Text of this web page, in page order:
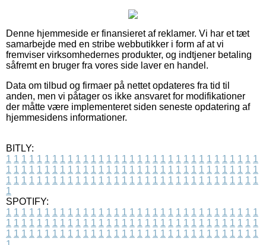
Denne hjemmeside er finansieret af reklamer. Vi har et tæt
samarbejde med en stribe webbutikker i form af at vi
fremviser virksomhedernes produkter, og indtjener betaling
såfremt en bruger fra vores side laver en handel.
Data om tilbud og firmaer på nettet opdateres fra tid til
anden, men vi påtager os ikke ansvaret for modifikationer
der måtte være implementeret siden seneste opdatering af
hjemmesidens informationer.
BITLY:
1 1 1 1 1 1 1 1 1 1 1 1 1 1 1 1 1 1 1 1 1 1 1 1 1 1 1 1 1 1 1 1 1
1 1 1 1 1 1 1 1 1 1 1 1 1 1 1 1 1 1 1 1 1 1 1 1 1 1 1 1 1 1 1 1 1
1 1 1 1 1 1 1 1 1 1 1 1 1 1 1 1 1 1 1 1 1 1 1 1 1 1 1 1 1 1 1 1 1
1
SPOTIFY:
1 1 1 1 1 1 1 1 1 1 1 1 1 1 1 1 1 1 1 1 1 1 1 1 1 1 1 1 1 1 1 1 1
1 1 1 1 1 1 1 1 1 1 1 1 1 1 1 1 1 1 1 1 1 1 1 1 1 1 1 1 1 1 1 1 1
1 1 1 1 1 1 1 1 1 1 1 1 1 1 1 1 1 1 1 1 1 1 1 1 1 1 1 1 1 1 1 1 1